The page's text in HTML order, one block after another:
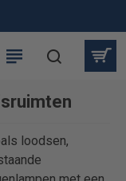
loodsen,